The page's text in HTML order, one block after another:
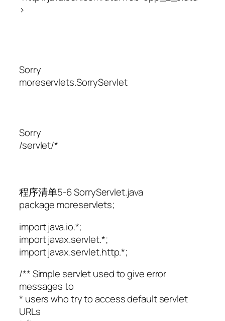
>
Sorry
moreservlets.SorryServlet
Sorry
/servlet/*
程序清单5-6 SorryServlet.java
package moreservlets;
import java.io.*;
import javax.servlet.*;
import javax.servlet.http.*;
/** Simple servlet used to give error
messages to
* users who try to access default servlet
URLs